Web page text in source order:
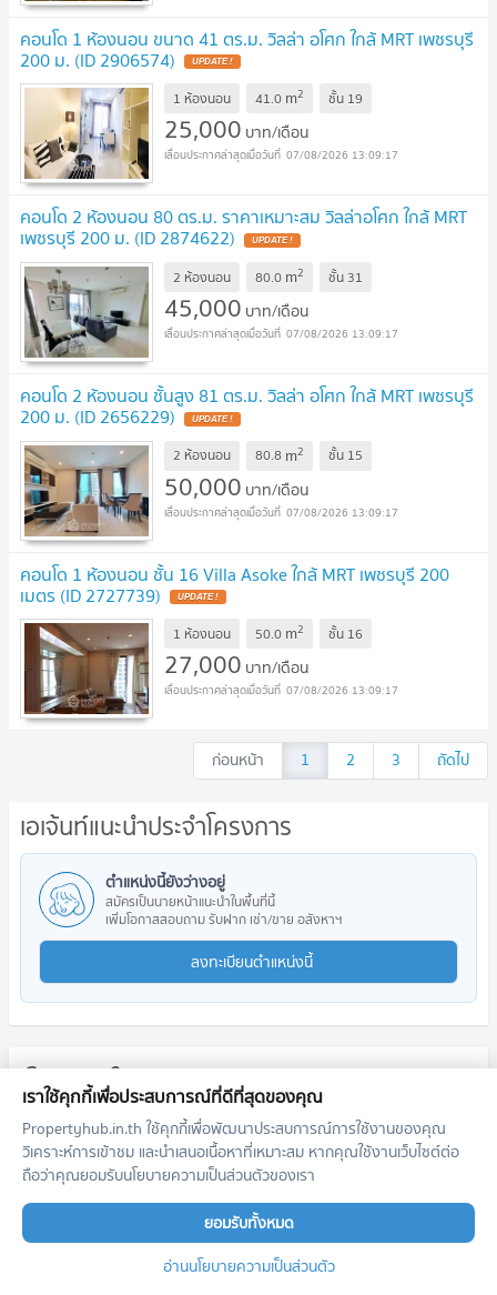
คอนโด 1 ห้องนอน ขนาด 41 ตร.ม. วิลล่า อโศก ใกล้ MRT เพชรบุรี
200 ม. (ID 2906574) UPDATE !
1 ห้องนอน 41.0 m2 ชั้น 19
25,000 บาท/เดือน
07/08/2026 13:09:17
คอนโด 2 ห้องนอน 80 ตร.ม. ราคาเหมาะสม วิลล่าอโศก ใกล้ MRT
เพชรบุรี 200 ม. (ID 2874622) UPDATE !
2 ห้องนอน 80.0 m2 ชั้น 31
45,000 บาท/เดือน
07/08/2026 13:09:17
คอนโด 2 ห้องนอน ชั้นสูง 81 ตร.ม. วิลล่า อโศก ใกล้ MRT เพชรบุรี
200 ม. (ID 2656229) UPDATE !
2 ห้องนอน 80.8 m2 ชั้น 15
50,000 บาท/เดือน
07/08/2026 13:09:17
คอนโด 1 ห้องนอน ชั้น 16 Villa Asoke ใกล้ MRT เพชรบุรี 200
เมตร (ID 2727739) UPDATE !
1 ห้องนอน 50.0 m2 ชั้น 16
27,000 บาท/เดือน
07/08/2026 13:09:17
ก่อนหน้า 1 2 3 ถัดไป
เอเจ้นท์แนะนำประจำโครงการ
ตำแหน่งนี้ยังว่างอยู่
สมัครเป็นนายหน้าแนะนำในพื้นที่นี้
เพิ่มโอกาสสอบถาม รับฝาก เช่า/ขาย อสังหาฯ
ลงทะเบียนตำแหน่งนี้
โครงการใกล้เคียง
IDEO Mobi Asoke Life One Wireless
เราใช้คุกกี้เพื่อประสบการณ์ที่ดีที่สุดของคุณ
Propertyhub.in.th ใช้คุกกี้เพื่อพัฒนาประสบการณ์การใช้งานของคุณ
วิเคราะห์การเข้าชม และนำเสนอเนื้อหาที่เหมาะสม หากคุณใช้งานเว็บไซต์ต่อ
ถือว่าคุณยอมรับนโยบายความเป็นส่วนตัวของเรา
ยอมรับทั้งหมด
อ่านนโยบายความเป็นส่วนตัว